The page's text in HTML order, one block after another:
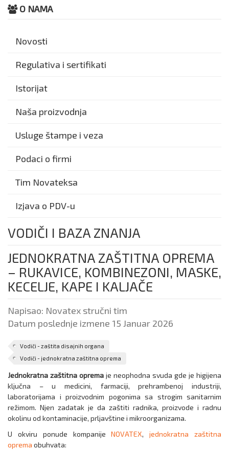
O NAMA
Novosti
Regulativa i sertifikati
Istorijat
Naša proizvodnja
Usluge štampe i veza
Podaci o firmi
Tim Novateksa
Izjava o PDV-u
VODIČI I BAZA ZNANJA
JEDNOKRATNA ZAŠTITNA OPREMA
– RUKAVICE, KOMBINEZONI, MASKE,
KECELJE, KAPE I KALJAČE
Napisao: Novatex stručni tim
Datum poslednje izmene 15 Januar 2026
Vodiči - zaštita disajnih organa
Vodiči - jednokratna zaštitna oprema
Jednokratna zaštitna oprema je neophodna svuda gde je higijena
ključna – u medicini, farmaciji, prehrambenoj industriji,
laboratorijama i proizvodnim pogonima sa strogim sanitarnim
režimom. Njen zadatak je da zaštiti radnika, proizvode i radnu
okolinu od kontaminacije, prljavštine i mikroorganizama.
U okviru ponude kompanijeNOVATEX,jednokratna zaštitna
oprema obuhvata: